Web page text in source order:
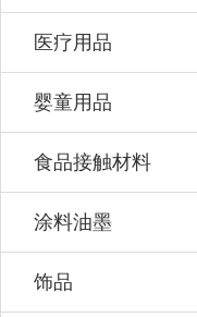
医疗用品
婴童用品
食品接触材料
涂料油墨
饰品